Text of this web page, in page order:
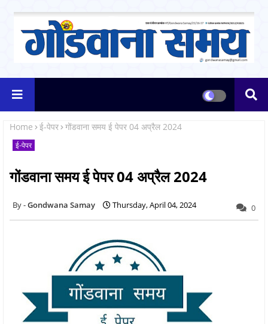
Home ई-पेपर गोंडवाना समय ई पेपर 04 अप्रैल 2024
ई-पेपर
गोंडवाना समय ई पेपर 04 अप्रैल 2024
Gondwana Samay Thursday, April 04, 2024 0